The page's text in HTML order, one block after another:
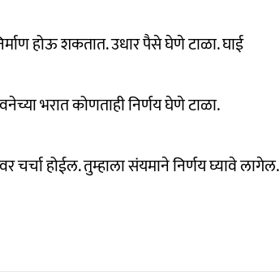
होऊ शकतात. उधार पैसे घेणे टाळा. घाई
भरात कोणताही निर्णय घेणे टाळा.
चर्चा होईल. तुम्हाला संयमाने निर्णय घ्यावे लागेल.